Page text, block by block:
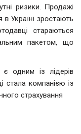
ризики. Продажі
Україні зростають
стараються
пакетом, що
є одним із лідерів
стала компанією із
страхування